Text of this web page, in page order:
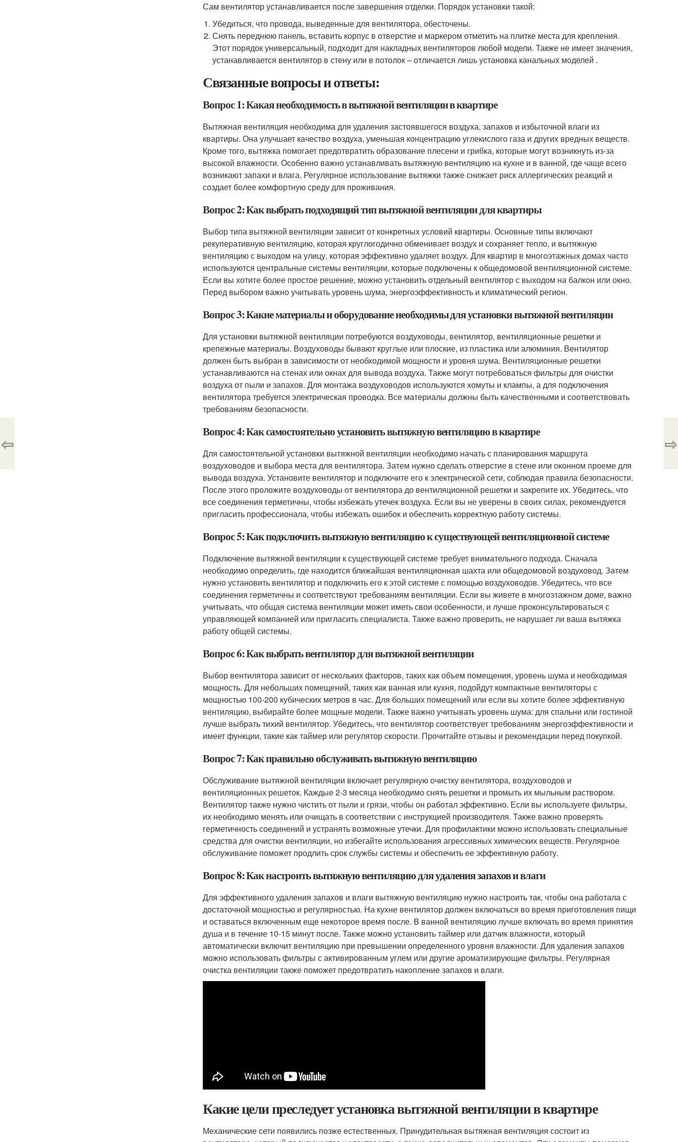
Сам вентилятор устанавливается после завершения отделки. Порядок установки такой:
Убедиться, что провода, выведенные для вентилятора, обесточены.
Снять переднюю панель, вставить корпус в отверстие и маркером отметить на плитке места для крепления.
Этот порядок универсальный, подходит для накладных вентиляторов любой модели. Также не имеет значения,
устанавливается вентилятор в стену или в потолок – отличается лишь установка канальных моделей .
Связанные вопросы и ответы:
Вопрос 1: Какая необходимость в вытяжной вентиляции в квартире
Вытяжная вентиляция необходима для удаления застоявшегося воздуха, запахов и избыточной влаги из
квартиры. Она улучшает качество воздуха, уменьшая концентрацию углекислого газа и других вредных веществ.
Кроме того, вытяжка помогает предотвратить образование плесени и грибка, которые могут возникнуть из-за
высокой влажности. Особенно важно устанавливать вытяжную вентиляцию на кухне и в ванной, где чаще всего
возникают запахи и влага. Регулярное использование вытяжки также снижает риск аллергических реакций и
создает более комфортную среду для проживания.
Вопрос 2: Как выбрать подходящий тип вытяжной вентиляции для квартиры
Выбор типа вытяжной вентиляции зависит от конкретных условий квартиры. Основные типы включают
рекуперативную вентиляцию, которая круглогодично обменивает воздух и сохраняет тепло, и вытяжную
вентиляцию с выходом на улицу, которая эффективно удаляет воздух. Для квартир в многоэтажных домах часто
используются центральные системы вентиляции, которые подключены к общедомовой вентиляционной системе.
Если вы хотите более простое решение, можно установить отдельный вентилятор с выходом на балкон или окно.
Перед выбором важно учитывать уровень шума, энергоэффективность и климатический регион.
Вопрос 3: Какие материалы и оборудование необходимы для установки вытяжной вентиляции
Для установки вытяжной вентиляции потребуются воздуховоды, вентилятор, вентиляционные решетки и
крепежные материалы. Воздуховоды бывают круглые или плоские, из пластика или алюминия. Вентилятор
должен быть выбран в зависимости от необходимой мощности и уровня шума. Вентиляционные решетки
устанавливаются на стенах или окнах для вывода воздуха. Также могут потребоваться фильтры для очистки
воздуха от пыли и запахов. Для монтажа воздуховодов используются хомуты и клампы, а для подключения
вентилятора требуется электрическая проводка. Все материалы должны быть качественными и соответствовать
требованиям безопасности.
Вопрос 4: Как самостоятельно установить вытяжную вентиляцию в квартире
Для самостоятельной установки вытяжной вентиляции необходимо начать с планирования маршрута
воздуховодов и выбора места для вентилятора. Затем нужно сделать отверстие в стене или оконном проеме для
вывода воздуха. Установите вентилятор и подключите его к электрической сети, соблюдая правила безопасности.
После этого проложите воздуховоды от вентилятора до вентиляционной решетки и закрепите их. Убедитесь, что
все соединения герметичны, чтобы избежать утечек воздуха. Если вы не уверены в своих силах, рекомендуется
пригласить профессионала, чтобы избежать ошибок и обеспечить корректную работу системы.
Вопрос 5: Как подключить вытяжную вентиляцию к существующей вентиляционной системе
Подключение вытяжной вентиляции к существующей системе требует внимательного подхода. Сначала
необходимо определить, где находится ближайшая вентиляционная шахта или общедомовой воздуховод. Затем
нужно установить вентилятор и подключить его к этой системе с помощью воздуховодов. Убедитесь, что все
соединения герметичны и соответствуют требованиям вентиляции. Если вы живете в многоэтажном доме, важно
учитывать, что общая система вентиляции может иметь свои особенности, и лучше проконсультироваться с
управляющей компанией или пригласить специалиста. Также важно проверить, не нарушает ли ваша вытяжка
работу общей системы.
Вопрос 6: Как выбрать вентилятор для вытяжной вентиляции
Выбор вентилятора зависит от нескольких факторов, таких как объем помещения, уровень шума и необходимая
мощность. Для небольших помещений, таких как ванная или кухня, подойдут компактные вентиляторы с
мощностью 100-200 кубических метров в час. Для больших помещений или если вы хотите более эффективную
вентиляцию, выбирайте более мощные модели. Также важно учитывать уровень шума: для спальни или гостиной
лучше выбрать тихий вентилятор. Убедитесь, что вентилятор соответствует требованиям энергоэффективности и
имеет функции, такие как таймер или регулятор скорости. Прочитайте отзывы и рекомендации перед покупкой.
Вопрос 7: Как правильно обслуживать вытяжную вентиляцию
Обслуживание вытяжной вентиляции включает регулярную очистку вентилятора, воздуховодов и
вентиляционных решеток. Каждые 2-3 месяца необходимо снять решетки и промыть их мыльным раствором.
Вентилятор также нужно чистить от пыли и грязи, чтобы он работал эффективно. Если вы используете фильтры,
их необходимо менять или очищать в соответствии с инструкцией производителя. Также важно проверять
герметичность соединений и устранять возможные утечки. Для профилактики можно использовать специальные
средства для очистки вентиляции, но избегайте использования агрессивных химических веществ. Регулярное
обслуживание поможет продлить срок службы системы и обеспечить ее эффективную работу.
Вопрос 8: Как настроить вытяжную вентиляцию для удаления запахов и влаги
Для эффективного удаления запахов и влаги вытяжную вентиляцию нужно настроить так, чтобы она работала с
достаточной мощностью и регулярностью. На кухне вентилятор должен включаться во время приготовления пищи
и оставаться включенным еще некоторое время после. В ванной вентиляцию лучше включать во время принятия
душа и в течение 10-15 минут после. Также можно установить таймер или датчик влажности, который
автоматически включит вентиляцию при превышении определенного уровня влажности. Для удаления запахов
можно использовать фильтры с активированным углем или другие ароматизирующие фильтры. Регулярная
очистка вентиляции также поможет предотвратить накопление запахов и влаги.
Какие цели преследует установка вытяжной вентиляции в квартире
Механические сети появились позже естественных. Принудительная вытяжная вентиляция состоит из
⇦ ⇨